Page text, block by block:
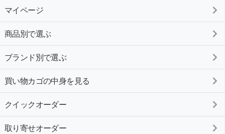
マイページ
商品別で選ぶ
ブランド別で選ぶ
買い物カゴの中身を見る
クイックオーダー
取り寄せオーダー